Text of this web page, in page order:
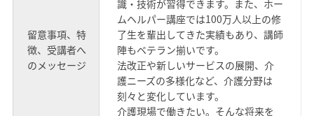
留意事項、特
徴、受講者へ
のメッセージ
識・技術が習得できます。また、ホー
ムヘルパー講座では100万人以上の修
了生を輩出してきた実績もあり、講師
陣もベテラン揃いです。
法改正や新しいサービスの展開、介
護ニーズの多様化など、介護分野は
刻々と変化しています。
介護現場で働きたい。そんな将来を